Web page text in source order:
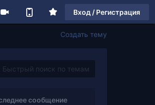
Вход / Регистрация
Создать тему
сообщение